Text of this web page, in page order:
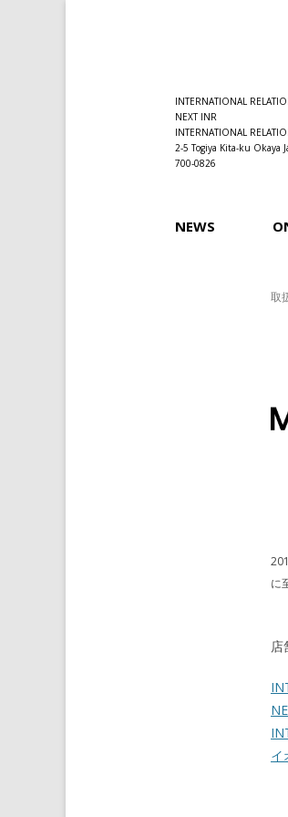
INTERNATIONAL
NEXT INR
INTERNATIONAL
2-5 Togiya Kita-ku Okaya
700-0826
NEWS
取
に
店
イ